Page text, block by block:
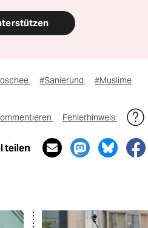
#Sanierung #Muslime
Fehlerhinweis
teilen